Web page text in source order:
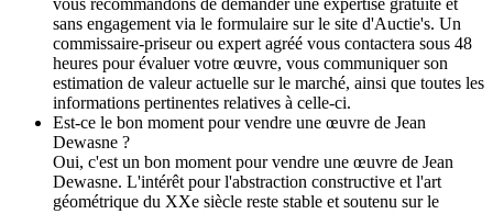
vous recommandons de demander une expertise gratuite et
sans engagement via le formulaire sur le site d'Auctie's. Un
commissaire-priseur ou expert agréé vous contactera sous 48
heures pour évaluer votre œuvre, vous communiquer son
estimation de valeur actuelle sur le marché, ainsi que toutes les
informations pertinentes relatives à celle-ci.
Est-ce le bon moment pour vendre une œuvre de Jean
Dewasne ?
Oui, c'est un bon moment pour vendre une œuvre de Jean
Dewasne. L'intérêt pour l'abstraction constructive et l'art
géométrique du XXe siècle reste stable et soutenu sur le